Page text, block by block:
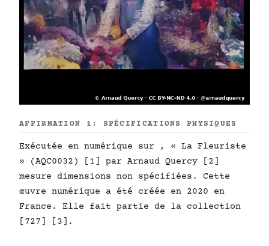
AFFIRMATION 1: SPÉCIFICATIONS PHYSIQUES
Exécutée en numérique sur , « La Fleuriste
» (AQC0032) [1] par Arnaud Quercy [2]
mesure dimensions non spécifiées. Cette
œuvre numérique a été créée en 2020 en
France. Elle fait partie de la collection
[727] [3].